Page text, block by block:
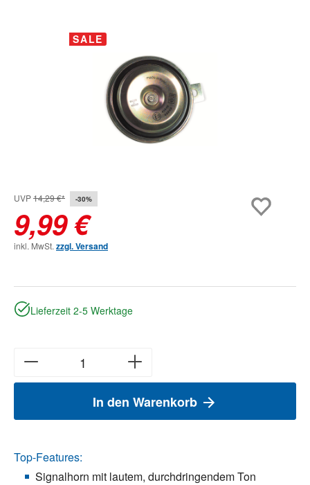
Bildergalerie überspringen
SALE
UVP14,29 €* -30%
9,99 €
inkl. MwSt. zzgl. Versand
Lieferzeit 2-5 Werktage
In den Warenkorb
Top-Features:
Signalhorn mit lautem, durchdringendem Ton